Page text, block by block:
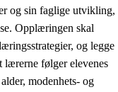
og sin faglige utvikling,
Opplæringen skal
og legge
følger elevenes
modenhets- og